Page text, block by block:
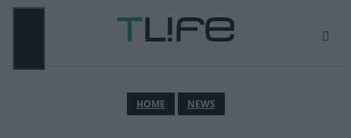
Μετάβαση
ΗΟΜΕ NEWS